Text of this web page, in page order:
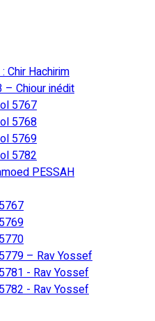
Chir Hachirim
– Chiour inédit
5767
5768
5769
5782
PESSAH
– Rav Yossef
- Rav Yossef
- Rav Yossef